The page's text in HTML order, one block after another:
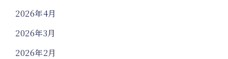
2026年4月
2026年3月
2026年2月